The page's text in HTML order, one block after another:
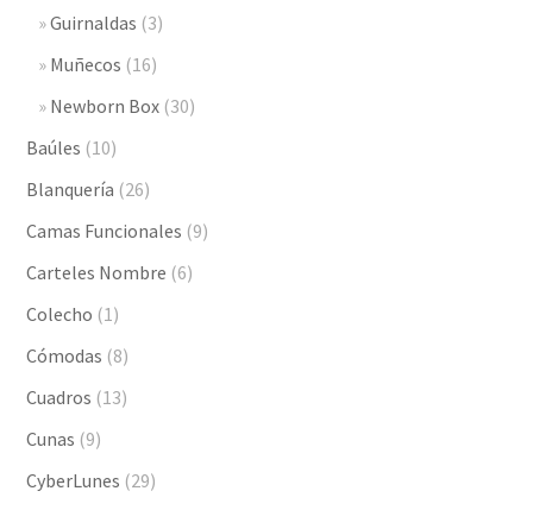
Guirnaldas (3)
Muñecos (16)
Newborn Box (30)
Baúles (10)
Blanquería (26)
Camas Funcionales (9)
Carteles Nombre (6)
Colecho (1)
Cómodas (8)
Cuadros (13)
Cunas (9)
CyberLunes (29)